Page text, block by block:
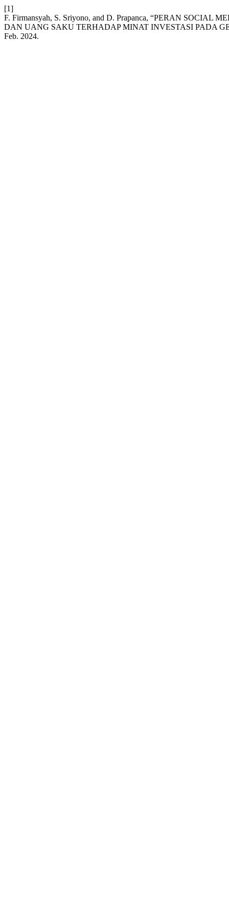
[1]
F. Firmansyah, S. Sriyono, and D. Prapanca, “PERAN
DAN UANG SAKU TERHADAP MINAT INVESTASI PADA
Feb. 2024.